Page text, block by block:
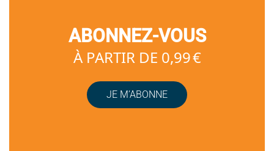
ABONNEZ-VOUS
À PARTIR DE 0,99 €
JE M’ABONNE